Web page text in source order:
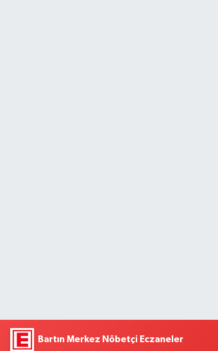
Bartın Merkez Nöbetçi Eczaneler